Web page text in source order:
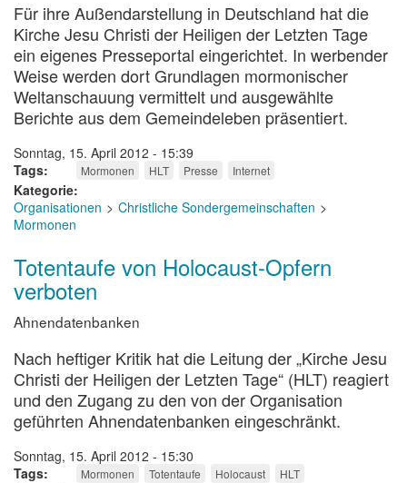
Für ihre Außendarstellung in Deutschland hat die
Kirche Jesu Christi der Heiligen der Letzten Tage
ein eigenes Presseportal eingerichtet. In werbender
Weise werden dort Grundlagen mormonischer
Weltanschauung vermittelt und ausgewählte
Berichte aus dem Gemeindeleben präsentiert.
Sonntag, 15. April 2012 - 15:39
Tags
Mormonen HLT Presse Internet
Kategorie
Organisationen
Christliche Sondergemeinschaften
Mormonen
Totentaufe von Holocaust-Opfern
verboten
Ahnendatenbanken
Nach heftiger Kritik hat die Leitung der „Kirche Jesu
Christi der Heiligen der Letzten Tage“ (HLT) reagiert
und den Zugang zu den von der Organisation
geführten Ahnendatenbanken eingeschränkt.
Sonntag, 15. April 2012 - 15:30
Tags
Mormonen Totentaufe Holocaust HLT